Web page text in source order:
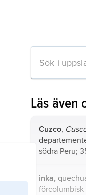
Läs även
Cuzco,
södra Peru;
inka,
förcolumbisk